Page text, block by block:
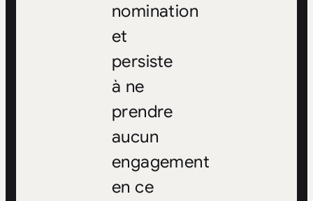
nomination
et
persiste
à ne
prendre
aucun
engagement
en ce